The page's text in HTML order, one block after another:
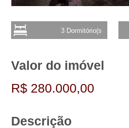
3 Dormitório(s
Valor do imóvel
R$ 280.000,00
Descrição